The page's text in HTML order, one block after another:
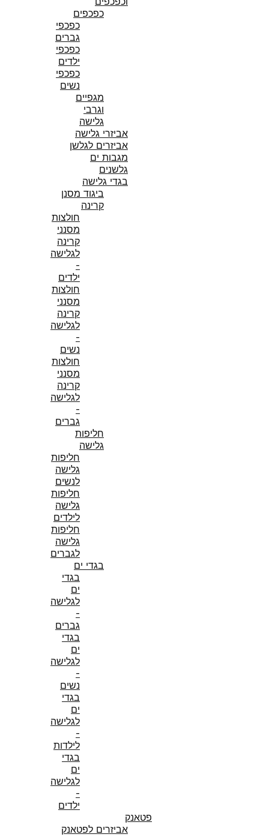
כפכפים
כפכפי
גברים
כפכפי
ילדים
כפכפי
נשים
מגפיים
וגרבי
גלישה
אביזרי גלישה
אביזרים לגלשן
מגבות ים
גלשנים
בגדי גלישה
ביגוד מסנן
קרינה
חולצות
מסנני
קרינה
לגלישה
-
ילדים
חולצות
מסנני
קרינה
לגלישה
-
נשים
חולצות
מסנני
קרינה
לגלישה
-
גברים
חליפות
גלישה
חליפות
גלישה
לנשים
חליפות
גלישה
לילדים
חליפות
גלישה
לגברים
בגדי ים
בגדי
ים
לגלישה
-
גברים
בגדי
ים
לגלישה
-
נשים
בגדי
ים
לגלישה
-
לילדות
בגדי
ים
לגלישה
-
ילדים
פטאנק
אביזרים לפטאנק